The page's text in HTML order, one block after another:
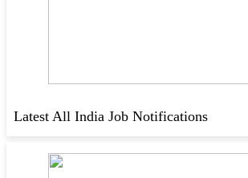
Latest All India Job Notifications